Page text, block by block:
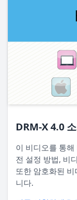
DRM-X 4.0
이 비디오를 통
전 설정 방법, 비
또한 암호화된
니다.